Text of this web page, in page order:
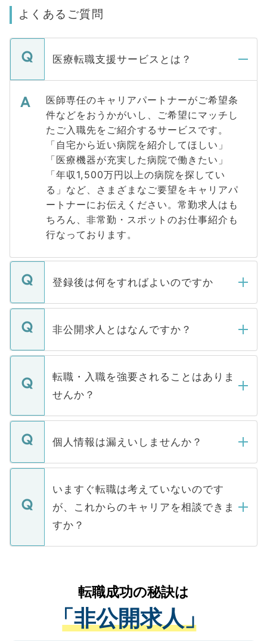
よくあるご質問
医療転職支援サービスとは？
医師専任のキャリアパートナーがご希望条
件などをおうかがいし、ご希望にマッチし
たご入職先をご紹介するサービスです。
「自宅から近い病院を紹介してほしい」
「医療機器が充実した病院で働きたい」
「年収1,500万円以上の病院を探してい
る」など、さまざまなご要望をキャリアパ
ートナーにお伝えください。常勤求人はも
ちろん、非常勤・スポットのお仕事紹介も
行なっております。
登録後は何をすればよいのですか
ご登録いただきましたら、弊社担当者がご
登録内容を確認し、その後メールもしくは
ます。通常、5営業日以内にはご連絡をせて
いただきますので、しばらくお待ちくださ
非公開求人とはなんですか？
マイナビDOCTORで取り扱っている求人の
うち約3割は、Webサイトからご覧いただ
けない「非公開求人」です。非公開求人は
下記の理由によって、一般には公開してい
ません。
■応募殺到を避けるため 人気のある医療機
関を公にしてしまうと、応募が殺到する場
に、医療機関が求める条件に合った人材の
みを人材紹介会社に依頼するケースが増え
ています。
転職・入職を強要されることはありま
せんか？
転職・入職を強要することは一切ありませ
ん。また、仮に応募先から内定をいただい
定を承諾する必要はありません。内定先へ
の辞退の連絡はキャリアパートナーが行い
個人情報は漏えいしませんか？
個人情報が漏えいすることはありませんの
で、ご安心ください。当サイトからの登録
などで収集したご登録者様の個人情報は、
ご本人のキャリアアップおよび転職活動の
支援を目的に使用いたします。お預かりし
ているすべての個人データはご本人の許可
は、個人情報の取り扱いについての厳密な
管理基準を満たした事業者のみに付与され
る、プライバシーマークを取得済みです。
いますぐ転職は考えていないのです
が、これからのキャリアを相談できま
すか？
かがいして、現在の医療機関の状況や紹介
経験をまじえながら、適切なアドバイスを
させていただきます。すぐにご転職をされ
ない方には、長期的なサポートが可能です
転職成功の秘訣は
「非公開求人」